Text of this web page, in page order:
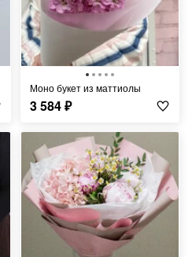
Моно букет из маттиолы
3 584₽